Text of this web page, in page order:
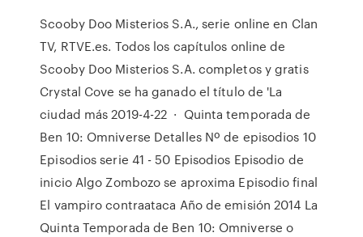
Scooby Doo Misterios S.A., serie online en Clan
TV, RTVE.es. Todos los capítulos online de
Scooby Doo Misterios S.A. completos y gratis
Crystal Cove se ha ganado el título de 'La
ciudad más 2019-4-22 · Quinta temporada de
Ben 10: Omniverse Detalles Nº de episodios 10
Episodios serie 41 - 50 Episodios Episodio de
inicio Algo Zombozo se aproxima Episodio final
El vampiro contraataca Año de emisión 2014 La
Quinta Temporada de Ben 10: Omniverse o